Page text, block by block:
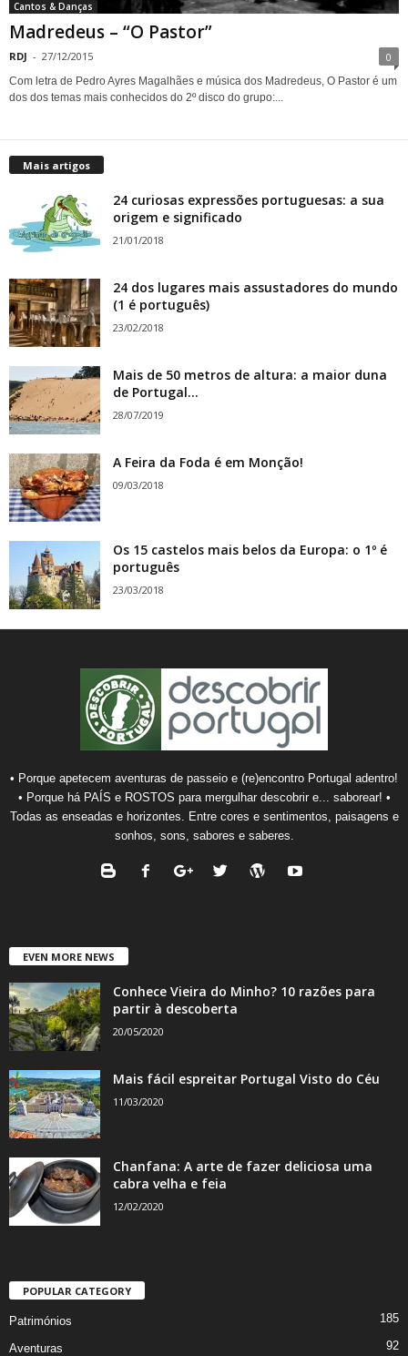
Cantos & Danças
Madredeus – “O Pastor”
RDJ - 27/12/2015 0
Com letra de Pedro Ayres Magalhães e música dos Madredeus, O Pastor é um
dos dos temas mais conhecidos do 2º disco do grupo:...
Mais artigos
24 curiosas expressões portuguesas: a sua
origem e significado
21/01/2018
24 dos lugares mais assustadores do mundo
(1 é português)
23/02/2018
Mais de 50 metros de altura: a maior duna
de Portugal...
28/07/2019
A Feira da Foda é em Monção!
09/03/2018
Os 15 castelos mais belos da Europa: o 1º é
português
23/03/2018
• Porque apetecem aventuras de passeio e (re)encontro Portugal adentro!
• Porque há PAÍS e ROSTOS para mergulhar descobrir e... saborear! •
Todas as enseadas e horizontes. Entre cores e sentimentos, paisagens e
sonhos, sons, sabores e saberes.
EVEN MORE NEWS
Conhece Vieira do Minho? 10 razões para
partir à descoberta
20/05/2020
Mais fácil espreitar Portugal Visto do Céu
11/03/2020
Chanfana: A arte de fazer deliciosa uma
cabra velha e feia
12/02/2020
POPULAR CATEGORY
Patrimónios 185
Aventuras 92